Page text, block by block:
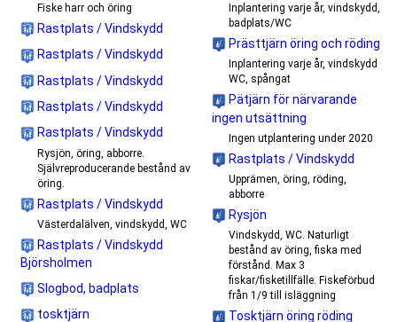
Fiske harr och öring
Rastplats / Vindskydd
Rastplats / Vindskydd
Rastplats / Vindskydd
Rastplats / Vindskydd
Rastplats / Vindskydd
Rysjön, öring, abborre.
Självreproducerande bestånd av
öring.
Rastplats / Vindskydd
Västerdalälven, vindskydd, WC
Rastplats / Vindskydd
Björsholmen
Slogbod, badplats
tosktjärn
Inplantering varje år, vindskydd,
badplats/WC
Prästtjärn öring och röding
Inplantering varje år, vindskydd
WC, spångat
Pätjärn för närvarande
ingen utsättning
Ingen utplantering under 2020
Rastplats / Vindskydd
Upprämen, öring, röding,
abborre
Rysjön
Vindskydd, WC. Naturligt
bestånd av öring, fiska med
förstånd. Max 3
fiskar/fisketillfälle. Fiskeförbud
från 1/9 till isläggning
Tosktjärn öring röding